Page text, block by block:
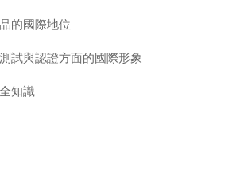
的國際地位
試與認證方面的國際形象
知識